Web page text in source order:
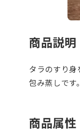
商品説明
タラのすり
包み蒸しです。
商品属性